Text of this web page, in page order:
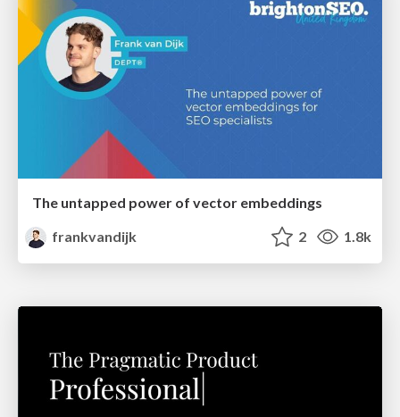
The untapped power of vector embeddings
frankvandijk
2 1.8k